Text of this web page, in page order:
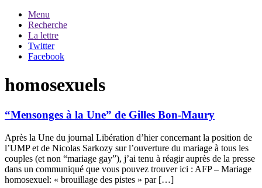
Menu
Recherche
La lettre
Twitter
Facebook
homosexuels
“Mensonges à la Une” de Gilles Bon-Maury
Après la Une du journal Libération d’hier concernant la position de
l’UMP et de Nicolas Sarkozy sur l’ouverture du mariage à tous les
couples (et non “mariage gay”), j’ai tenu à réagir auprès de la presse
dans un communiqué que vous pouvez trouver ici : AFP – Mariage
homosexuel: « brouillage des pistes » par […]